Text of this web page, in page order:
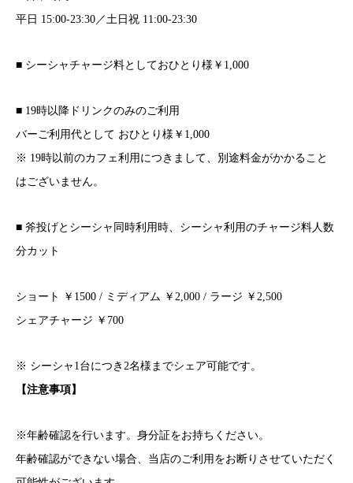
平日 15:00-23:30／土日祝 11:00-23:30
■ シーシャチャージ料としておひとり様￥1,000
■ 19時以降ドリンクのみのご利用
バーご利用代として おひとり様￥1,000
※ 19時以前のカフェ利用につきまして、別途料金がかかること
はございません。
■ 斧投げとシーシャ同時利用時、シーシャ利用のチャージ料人数
分カット
ショート ￥1500 / ミディアム ￥2,000 / ラージ ￥2,500
シェアチャージ ￥700
※ シーシャ1台につき2名様までシェア可能です。
【注意事項】
※年齢確認を行います。身分証をお持ちください。
年齢確認ができない場合、当店のご利用をお断りさせていただく